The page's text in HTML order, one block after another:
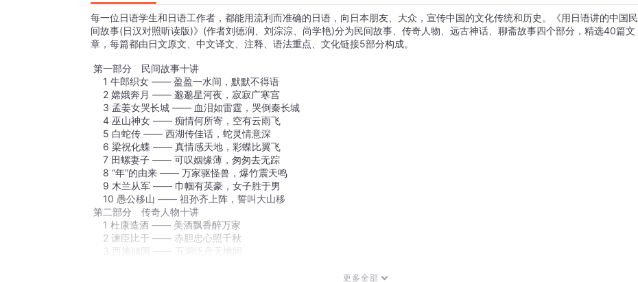
每一位日语学生和日语工作者，都能用流利而准确的日语，向日本朋友、大众，宣传中国的文化传统和历史。《用日语讲的中国民
间故事(日汉对照听读版)》(作者刘德润、刘淙淙、尚学艳)分为民间故事、传奇人物、远古神话、聊斋故事四个部分，精选40篇文
章，每篇都由日文原文、中文译文、注释、语法重点、文化链接5部分构成。
第一部分　民间故事十讲
1 牛郎织女 —— 盈盈一水间，默默不得语
2 嫦娥奔月 —— 邈邈星河夜，寂寂广寒宫
3 孟姜女哭长城 —— 血泪如雷霆，哭倒秦长城
4 巫山神女 —— 痴情何所寄，空有云雨飞
5 白蛇传 —— 西湖传佳话，蛇灵情意深
6 梁祝化蝶 —— 真情感天地，彩蝶比翼飞
7 田螺妻子 —— 可叹姻缘薄，匆匆去无踪
8 “年”的由来 —— 万家驱怪兽，爆竹震天鸣
9 木兰从军 —— 巾帼有英豪，女子胜于男
10 愚公移山 —— 祖孙齐上阵，誓叫大山移
第二部分　传奇人物十讲
1 杜康造酒 —— 美酒飘香醉万家
2 谏臣比干 —— 赤胆忠心照千秋
3 西施倾国 —— 五湖泛舟天地间
更多全部